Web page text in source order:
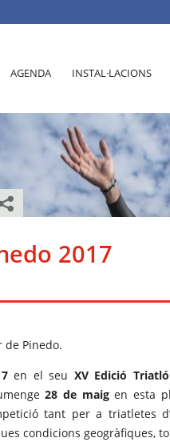
AGENDA INSTAL·LACIONS
2017
de Pinedo.
en el seu XV Edició
28 de maigen esta
tant per a triatletes
condicions geogràfiques,